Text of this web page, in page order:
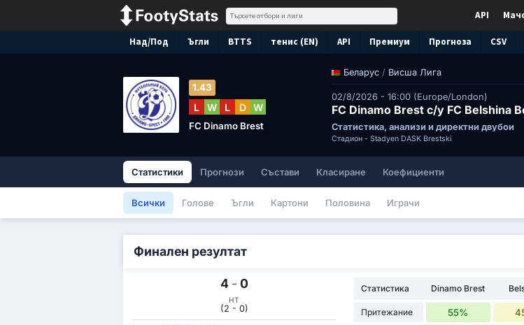
API
Над/Под Ъгли BTTS тенис (EN) API Премиум Прогноза CSV
Беларус / Висша Лига
02/8/2026 - 16:00 (Europe/London)
FC Dinamo Brest с/у FC Belshina
Статистика, анализи и директни двубои
Стадион - Stadyen DASK Brestski
1.43
L W L D W
FC Dinamo Brest
Статистики Прогнози Състави Класиране Коефициенти
Всички Голове Ъгли Картони Половина Играчи
Финален резултат
4 - 0
HT
(2 - 0)
Статистика Dinamo Brest
Притежание 55%